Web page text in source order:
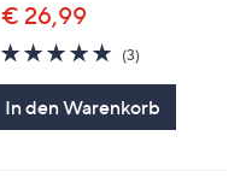
€ 26,99
5.0
von
(3)3
In den Warenkorb